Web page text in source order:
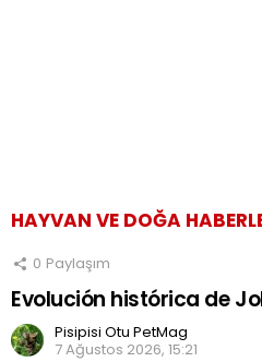
HAYVAN VE DOĞA
0 Paylaşım
Evolución histórica de
Pisipisi Otu PetMag
7 Ağustos 2026, 15:21